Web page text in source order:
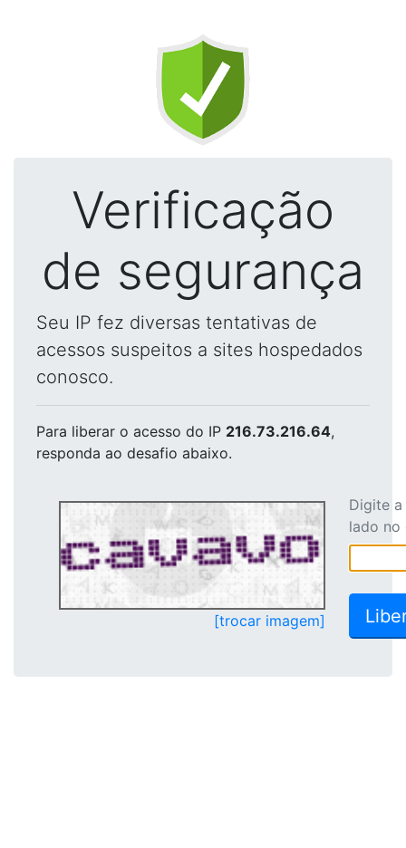
Verificação
de segurança
Seu IP fez diversas tentativas de
acessos suspeitos a sites hospedados
conosco.
Para liberar o acesso do IP 216.73.216.64,
responda ao desafio abaixo.
[trocar imagem]
Digite
lado no